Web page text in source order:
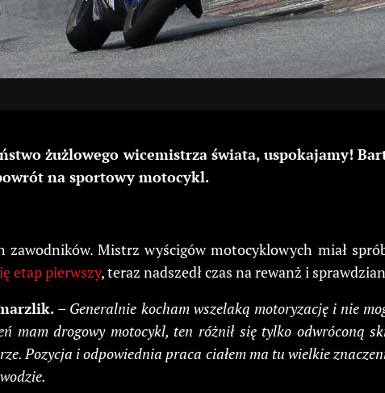
żużlowego wicemistrza świata, uspokajamy!
na sportowy motocykl.
zawodników. Mistrz wyścigów motocyklowych miał
etap pierwszy, teraz nadszedł czas na rewanż i
– Generalnie kocham wszelaką motoryzację i nie
mam drogowy motocykl, ten różnił się tylko odwróconą
Pozycja i odpowiednia praca ciałem ma tu wielkie